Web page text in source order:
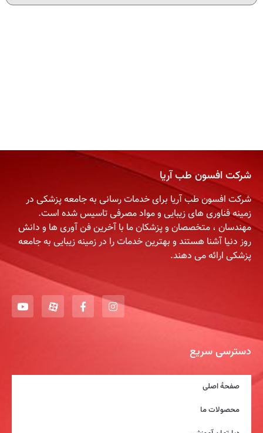
شرکت افسون طب آریا
شرکت افسون طب آریا برای خدمات رسانی به جامعه پزشکی در
زمینه فناوری های زیبایی و مواد مصرفی تاسیس شده است.
مهندسان ، متخصصان و پزشکان ما با آخرین فن آوری ها و دانش
روز دنیا آشنا هستند و بهترین خدمات را در زمینه زیبایی به جامعه
پزشکی ارائه می دهند.
دسترسی سریع
صفحۀ اصلی
محصولات ما